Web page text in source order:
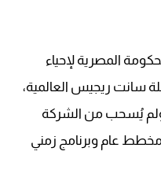
المصرية لإحياء
سانت ريجيس العالمية،
ولم يُسحب من الشركة
مخطط عام وبرنامج زمني